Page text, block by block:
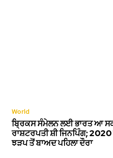
World
ਬ੍ਰਿਕਸ ਸੰਮੇਲਨ ਲਈ ਭਾਰਤ ਆ
ਰਾਸ਼ਟਰਪਤੀ ਸ਼ੀ ਜਿਨਪਿੰਗ;
ਝੜਪ ਤੋਂ ਬਾਅਦ ਪਹਿਲਾ ਦੌਰਾ